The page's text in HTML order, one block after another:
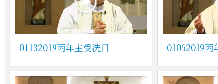
01132019丙年主受洗日 01062019丙